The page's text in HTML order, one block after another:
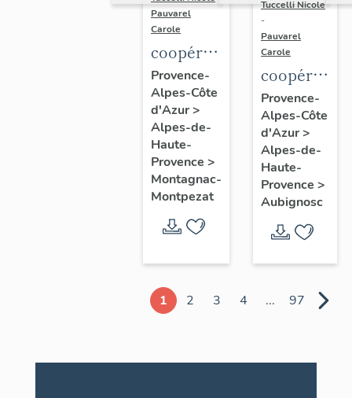
Pauvarel
Carole
coopérative
agricole
(coopérative
céréalière)
dite
Coopérative
agricole
de
céréales
Haute-
Provence
Provence-
Alpes-Côte
d'Azur>
Alpes-de-
Haute-
Provence >
Montagnac-
Montpezat
Tuccelli Nicole
-
Pauvarel
Carole
coopérative
agricole
céréalière)
Provence-
Alpes-Côte
d'Azur>
Alpes-de-
Haute-
Provence >
Aubignosc
1 2 3 4 ... 97